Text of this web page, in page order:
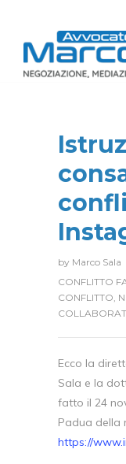
by Marco Sala
CONFLITTO
CONFLITTO,
Ecco la
Sala e la
fatto il 24
Padua della
https://